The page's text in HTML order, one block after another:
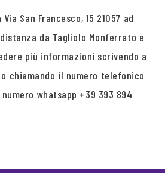
San Francesco, 15 21057 ad
da Tagliolo Monferrato e
più informazioni scrivendo a
chiamando il numero telefonico
numero whatsapp +39 393 894